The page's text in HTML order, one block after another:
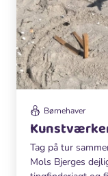
Børnehaver
Tag på tur
Mols Bjerges